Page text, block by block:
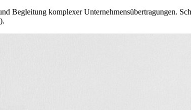
Begleitung komplexer Unternehmensübertragungen.